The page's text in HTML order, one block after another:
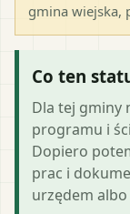
gmina wiejska,
Co ten
Dla tej gminy
programu i
Dopiero
prac i
urzędem